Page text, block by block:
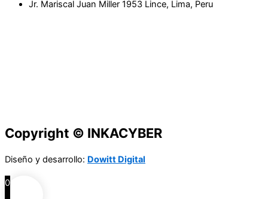
Jr. Mariscal Juan Miller 1953 Lince, Lima, Peru
Copyright © INKACYBER
Diseño y desarrollo: Dowitt Digital
0